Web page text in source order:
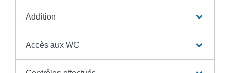
Addition
Accès aux WC